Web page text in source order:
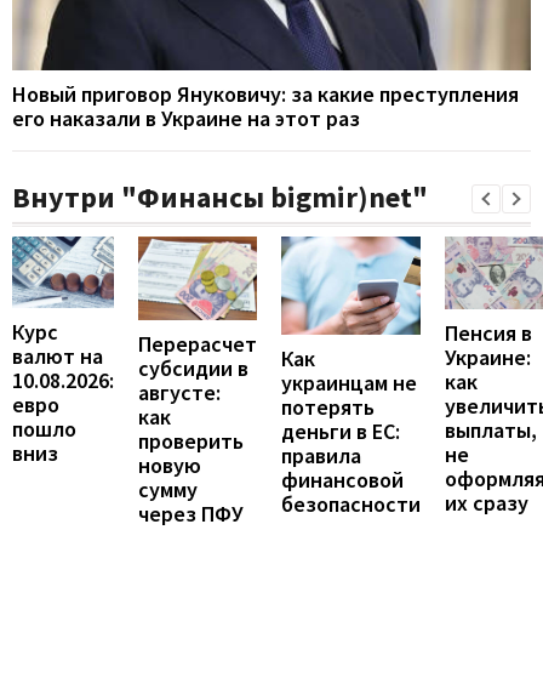
Новый приговор Януковичу: за какие преступления
его наказали в Украине на этот раз
Внутри "Финансы bigmir)net"
Курс
валют на
10.08.2026:
евро
пошло
вниз
Перерасчет
субсидии в
августе:
как
проверить
новую
сумму
через ПФУ
Как
украинцам не
потерять
деньги в ЕС:
правила
финансовой
безопасности
Пенсия в
Украине:
как
выплаты,
не
их сразу